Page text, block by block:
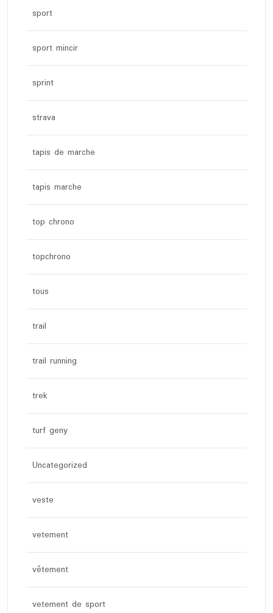
sport
sport mincir
sprint
strava
tapis de marche
tapis marche
top chrono
topchrono
tous
trail
trail running
trek
turf geny
Uncategorized
veste
vetement
vêtement
vetement de sport